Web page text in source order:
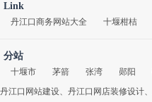
Link
丹江口商务网站大全 十堰柑桔
分站
十堰市 茅箭 张湾 郧阳
丹江口网站建设、 丹江口网店装修设计、